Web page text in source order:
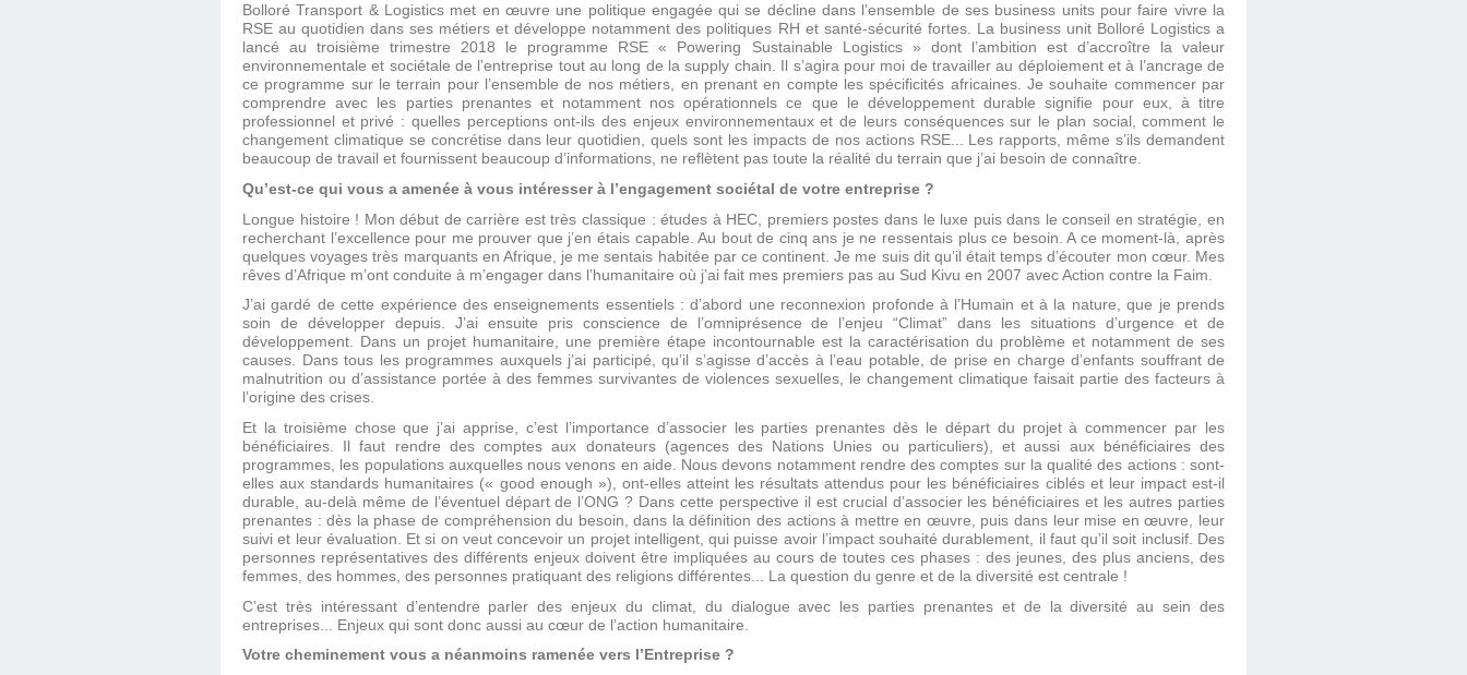
Bolloré Transport & Logistics met en œuvre une politique engagée qui se décline dans l’ensemble de ses business units pour faire vivre la
RSE au quotidien dans ses métiers et développe notamment des politiques RH et santé-sécurité fortes. La business unit Bolloré Logistics a
lancé au troisième trimestre 2018 le programme RSE « Powering Sustainable Logistics » dont l’ambition est d’accroître la valeur
environnementale et sociétale de l’entreprise tout au long de la supply chain. Il s’agira pour moi de travailler au déploiement et à l’ancrage de
ce programme sur le terrain pour l’ensemble de nos métiers, en prenant en compte les spécificités africaines. Je souhaite commencer par
comprendre avec les parties prenantes et notamment nos opérationnels ce que le développement durable signifie pour eux, à titre
professionnel et privé : quelles perceptions ont-ils des enjeux environnementaux et de leurs conséquences sur le plan social, comment le
changement climatique se concrétise dans leur quotidien, quels sont les impacts de nos actions RSE... Les rapports, même s’ils demandent
beaucoup de travail et fournissent beaucoup d’informations, ne reflètent pas toute la réalité du terrain que j’ai besoin de connaître.
Qu’est-ce qui vous a amenée à vous intéresser à l’engagement sociétal de votre entreprise ?
Longue histoire ! Mon début de carrière est très classique : études à HEC, premiers postes dans le luxe puis dans le conseil en stratégie, en
recherchant l’excellence pour me prouver que j’en étais capable. Au bout de cinq ans je ne ressentais plus ce besoin. A ce moment-là, après
quelques voyages très marquants en Afrique, je me sentais habitée par ce continent. Je me suis dit qu’il était temps d’écouter mon cœur. Mes
rêves d’Afrique m’ont conduite à m’engager dans l’humanitaire où j’ai fait mes premiers pas au Sud Kivu en 2007 avec Action contre la Faim.
J’ai gardé de cette expérience des enseignements essentiels : d’abord une reconnexion profonde à l’Humain et à la nature, que je prends
soin de développer depuis. J’ai ensuite pris conscience de l’omniprésence de l’enjeu “Climat” dans les situations d’urgence et de
développement. Dans un projet humanitaire, une première étape incontournable est la caractérisation du problème et notamment de ses
causes. Dans tous les programmes auxquels j’ai participé, qu’il s’agisse d’accès à l’eau potable, de prise en charge d’enfants souffrant de
malnutrition ou d’assistance portée à des femmes survivantes de violences sexuelles, le changement climatique faisait partie des facteurs à
l’origine des crises.
Et la troisième chose que j’ai apprise, c’est l’importance d’associer les parties prenantes dès le départ du projet à commencer par les
bénéficiaires. Il faut rendre des comptes aux donateurs (agences des Nations Unies ou particuliers), et aussi aux bénéficiaires des
programmes, les populations auxquelles nous venons en aide. Nous devons notamment rendre des comptes sur la qualité des actions : sont-
elles aux standards humanitaires (« good enough »), ont-elles atteint les résultats attendus pour les bénéficiaires ciblés et leur impact est-il
durable, au-delà même de l’éventuel départ de l’ONG ? Dans cette perspective il est crucial d’associer les bénéficiaires et les autres parties
prenantes : dès la phase de compréhension du besoin, dans la définition des actions à mettre en œuvre, puis dans leur mise en œuvre, leur
suivi et leur évaluation. Et si on veut concevoir un projet intelligent, qui puisse avoir l’impact souhaité durablement, il faut qu’il soit inclusif. Des
personnes représentatives des différents enjeux doivent être impliquées au cours de toutes ces phases : des jeunes, des plus anciens, des
femmes, des hommes, des personnes pratiquant des religions différentes... La question du genre et de la diversité est centrale !
C’est très intéressant d’entendre parler des enjeux du climat, du dialogue avec les parties prenantes et de la diversité au sein des
entreprises... Enjeux qui sont donc aussi au cœur de l’action humanitaire.
Votre cheminement vous a néanmoins ramenée vers l’Entreprise ?